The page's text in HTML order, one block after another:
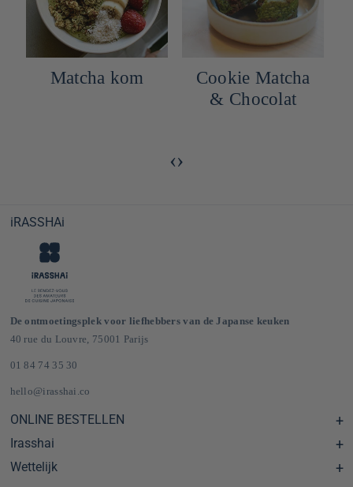
Matcha kom
Cookie Matcha
& Chocolat
‹›
iRASSHAi
De ontmoetingsplek voor liefhebbers van de Japanse keuken
40 rue du Louvre, 75001 Parijs
01 84 74 35 30
hello@irasshai.co
ONLINE BESTELLEN
Centre d'aide & FAQ
Livraison et frais de port en France & Europe
Irasshai
Schema's
Wettelijk